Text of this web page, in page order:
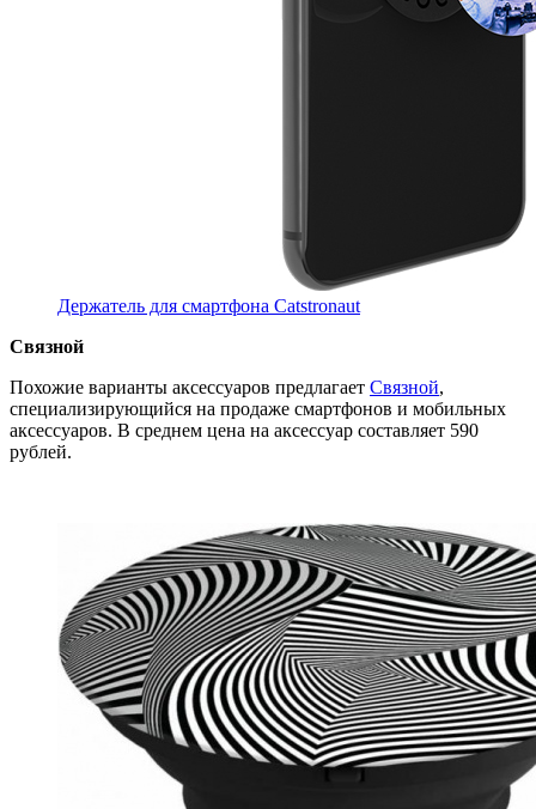
Держатель для смартфона Catstronaut
Связной
Похожие варианты аксессуаров предлагает Связной,
специализирующийся на продаже смартфонов и мобильных
аксессуаров. В среднем цена на аксессуар составляет 590
рублей.